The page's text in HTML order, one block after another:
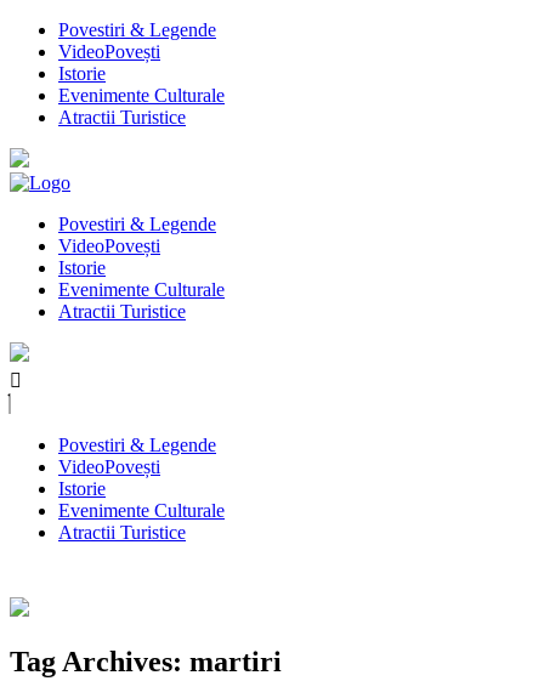
Povestiri & Legende
VideoPovești
Istorie
Evenimente Culturale
Atractii Turistice
Povestiri & Legende
VideoPovești
Istorie
Evenimente Culturale
Atractii Turistice
Povestiri & Legende
VideoPovești
Istorie
Evenimente Culturale
Atractii Turistice
Tag Archives: martiri